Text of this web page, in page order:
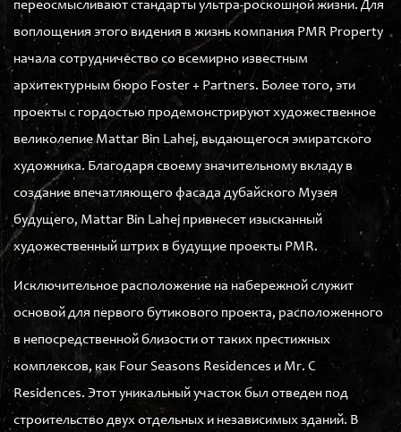
переосмысливают стандарты ультра-роскошной жизни. Для
воплощения этого видения в жизнь компания PMR Property
начала сотрудничество со всемирно известным
архитектурным бюро Foster + Partners. Более того, эти
проекты с гордостью продемонстрируют художественное
великолепие Mattar Bin Lahej, выдающегося эмиратского
художника. Благодаря своему значительному вкладу в
создание впечатляющего фасада дубайского Музея
будущего, Mattar Bin Lahej привнесет изысканный
художественный штрих в будущие проекты PMR.
Исключительное расположение на набережной служит
основой для первого бутикового проекта, расположенного
в непосредственной близости от таких престижных
комплексов, как Four Seasons Residences и Mr. C
Residences. Этот уникальный участок был отведен под
строительство двух отдельных и независимых зданий. В